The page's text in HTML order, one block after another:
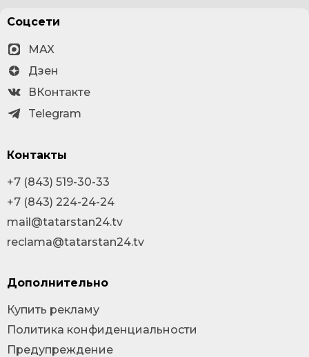
Соцсети
MAX
Дзен
ВКонтакте
Telegram
Контакты
+7 (843) 519-30-33
+7 (843) 224-24-24
mail@tatarstan24.tv
reclama@tatarstan24.tv
Дополнительно
Купить рекламу
Политика конфиденциальности
Предупреждение